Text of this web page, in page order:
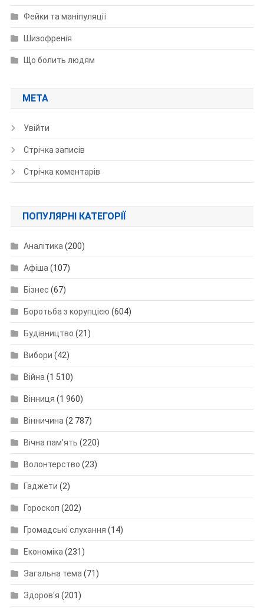
Фейки та маніпуляції
Шизофренія
Що болить людям
МЕТА
Увійти
Стрічка записів
Стрічка коментарів
ПОПУЛЯРНІ КАТЕГОРІЇ
Аналітика (200)
Афіша (107)
Бізнес (67)
Боротьба з корупцією (604)
Будівництво (21)
Вибори (42)
Війна (1 510)
Вінниця (1 960)
Вінничина (2 787)
Вічна пам'ять (220)
Волонтерство (23)
Гаджети (2)
Гороскоп (202)
Громадські слухання (14)
Економіка (231)
Загальна тема (71)
Здоров'я (201)